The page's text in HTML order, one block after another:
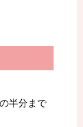
半分まで